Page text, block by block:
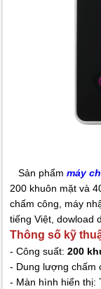
Sản phẩm máy
200 khuôn mặt và
chấm công, máy
tiếng Việt, dowload
Thông số kỹ
- Công suất: 200
- Dung lượng chấm
- Màn hình hiển thị: